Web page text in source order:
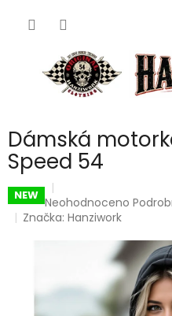
Dámská
Speed 54
NEW Průměrné
hodnocení
5
hvězdiček.
Neohodnoceno
Značka:Hanziwork